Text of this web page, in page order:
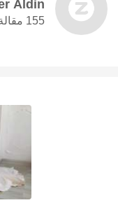
Aldin
155 مقالة